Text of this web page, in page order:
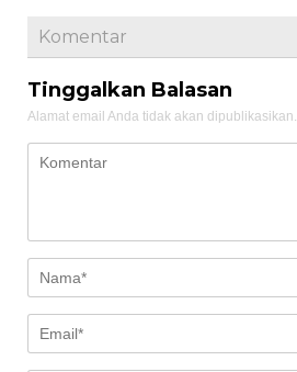
Komentar
Tinggalkan Balasan
Alamat email Anda tidak akan dipublikasikan.